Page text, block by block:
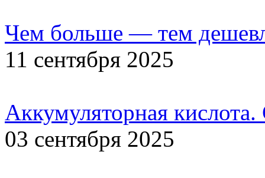
Чем больше — тем
11 сентября 2025
Аккумуляторная
03 сентября 2025